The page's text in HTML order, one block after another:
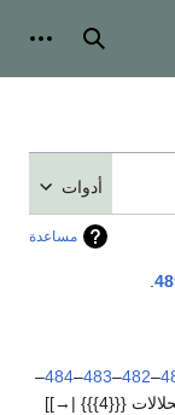
بحث
أدوات
مساعدة
–
482
–
483
–
484
–
{{{4}}} |→]]